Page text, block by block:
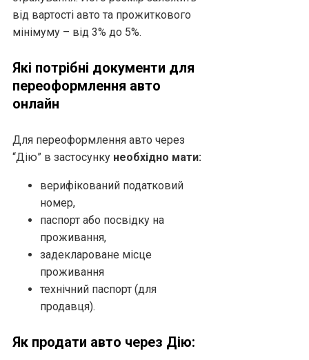
від вартості авто та прожиткового
мінімуму – від 3% до 5%.
Які потрібні документи для
переоформлення авто
онлайн
Для переоформлення авто через
“Дію” в застосунку необхідно мати:
верифікований податковий
номер,
паспорт або посвідку на
проживання,
задеклароване місце
проживання
технічний паспорт (для
продавця).
Як продати авто через Дію: